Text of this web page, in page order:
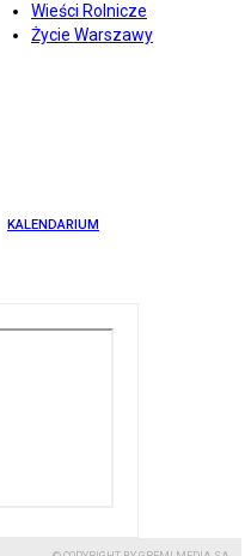
Wieści Rolnicze
Życie Warszawy
KALENDARIUM